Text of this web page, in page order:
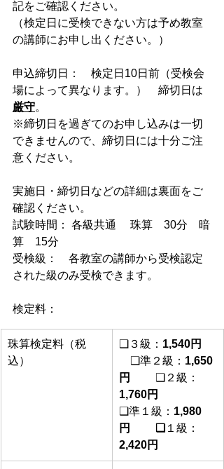
記をご確認ください。
（検定日に受検できない方は予め教室
の講師にお申し出ください。）
申込締切日：　検定日10日前（受検会
場によって異なります。）　締切日は
厳守。
※締切日を過ぎてのお申し込みは一切
できませんので、締切日には十分ご注
意ください。
実施日・締切日などの詳細は裏面をご
確認ください。
試験時間： 各級共通 　珠算　30分　暗
算　15分
受検級：　各教室の講師から受検認定
された級のみ受検できます。
検定料：
珠算検定料（税
込）
❑３級： 1,540円
❑準２級： 1,650
円
❑２級：
1,760円
❑準１級： 1,980
円　 　❑ １級：
2,420円